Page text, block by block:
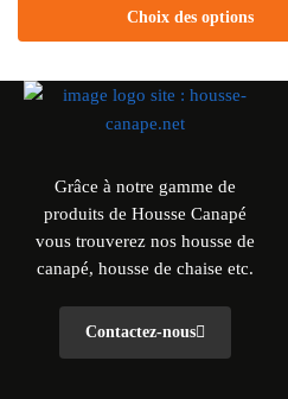
Choix des options
Grâce à notre gamme de
produits de Housse Canapé
vous trouverez nos housse de
canapé, housse de chaise etc.
Contactez-nous